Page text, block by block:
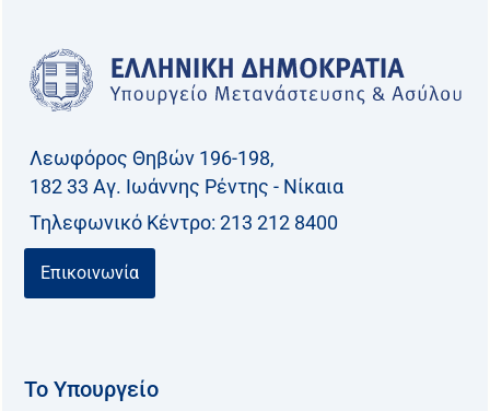
Λεωφόρος Θηβών 196-198,
182 33 Aγ. Ιωάννης Ρέντης - Νίκαια
Τηλεφωνικό Kέντρο: 213 212 8400
Επικοινωνία
Το Υπουργείο